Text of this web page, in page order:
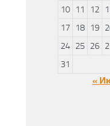
10
11 12
17
18 19
24 25 26
31
«